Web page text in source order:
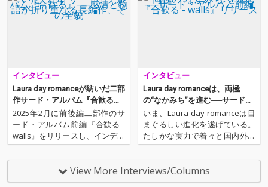
インタビュー
Laura day romanceが紡いだ二部
作サード・アルバム『合歓る』
──感情と物語が折り重なる長編
作、その全貌
2025年2月に前後編二部作のサ
ード・アルバム前編『合歓る -
walls』をリリースし、インディ
ー・バンドの枠を軽やかに越え
る緻密で壮大な世界観を提示し
たLaura day romance。その完
結編となる後編『合歓る - bridg
インタビュー
Laura day romanceは、両極
の“なかみち”を進む──サード・
アルバム前編『合歓る - walls』
リリース
いま、Laura day romanceは目
まぐるしい進化を遂げている。
たしかな実力で着々と国内外か
らリスナーを集め、ライヴの規
模は回を重ねるごとにスケー
ル・アップをし続けている。そ
んな彼らがアナウンスしたサー
View More Interviews/Columns